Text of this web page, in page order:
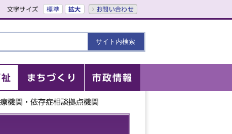
文字サイズ 標準 拡大 お問い合わせ
まちづくり 市政情報
機関・依存症相談拠点機関